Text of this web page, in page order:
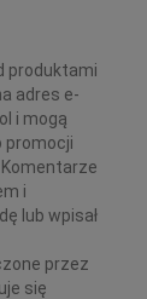
produktami
adres e-
i mogą
promocji
i
lub wpisał
przez
się